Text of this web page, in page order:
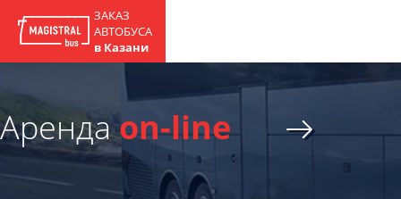
ЗАКАЗ
АВТОБУСА
в Казани
Арендаon-line